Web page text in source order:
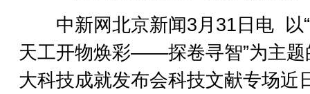
中新网北京新闻3月31日电 以
天工开物焕彩——探卷寻智”为主题
大科技成就发布会科技文献专场近